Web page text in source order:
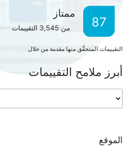
87
ممتاز
من 3,545 التقييمات
التقييمات المتحقَّق منها مقدمة من خلال
أبرز ملامح التقييمات
الموقع